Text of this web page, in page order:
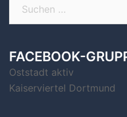
FACEBOOK-
Oststadt aktiv
Kaiserviertel Dortmund